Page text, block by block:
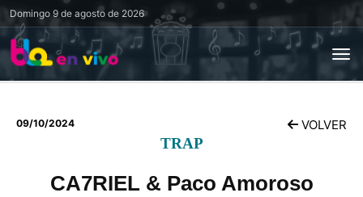
Domingo 9 de agosto de 2026
09/10/2024 VOLVER
TRAP
CA7RIEL & Paco Amoroso